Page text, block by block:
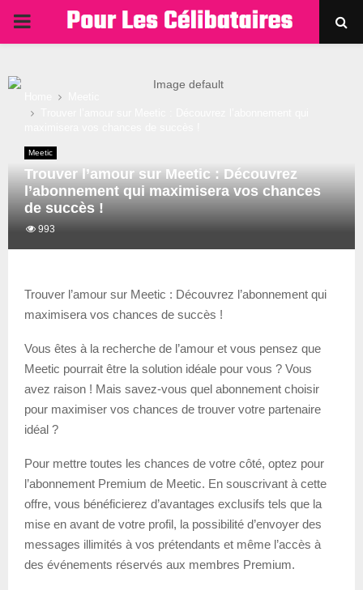
PRIMARY
Meetic
Trouver l’amour sur Meetic : Découvrez
l’abonnement qui maximisera vos chances
de succès !
993
Trouver l’amour sur Meetic : Découvrez l’abonnement qui
maximisera vos chances de succès !
Vous êtes à la recherche de l’amour et vous pensez que
Meetic pourrait être la solution idéale pour vous ? Vous
avez raison ! Mais savez-vous quel abonnement choisir
pour maximiser vos chances de trouver votre partenaire
idéal ?
Pour mettre toutes les chances de votre côté, optez pour
l’abonnement Premium de Meetic. En souscrivant à cette
offre, vous bénéficierez d’avantages exclusifs tels que la
mise en avant de votre profil, la possibilité d’envoyer des
messages illimités à vos prétendants et même l’accès à
des événements réservés aux membres Premium.